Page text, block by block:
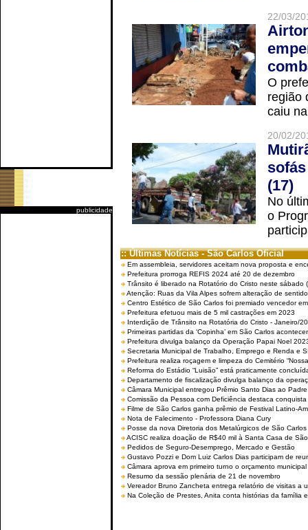
publicidade
22/03/
O
região
caiu
20/02/
(17)
No
o
:: Últimas Notícias - São Carlos Oficial
Em assembleia, servidores aceitam nova proposta e
Prefeitura prorroga REFIS 2024 até 20 de dezembro
Trânsito é liberado na Rotatório do Cristo neste sábado
Atenção: Ruas da Vila Alpes sofrem alteração de
Centro Estético de São Carlos foi premiado vencedor
Prefeitura efetuou mais de 5 mil castrações em 2023
Interdição de Trânsito na Rotatória do Cristo - Janeiro/
Primeiras partidas da ‘Copinha’ em São Carlos
Prefeitura divulga balanço da Operação Papai Noel
Secretaria Municipal de Trabalho, Emprego e Renda e
Prefeitura realiza roçagem e limpeza do Cemitério
Reforma do Estádio “Luisão” está praticamente
Departamento de fiscalização divulga balanço da
Câmara Municipal entregou Prêmio Santo Dias ao
Comissão da Pessoa com Deficiência destaca
Filme de São Carlos ganha prêmio de Festival Latino-
Nota de Falecimento - Professora Diana Cury
Posse da nova Diretoria dos Metalúrgicos de São
ACISC realiza doação de R$40 mil à Santa Casa de
Pedidos de Seguro-Desemprego, Mercado e Gestão
Gustavo Pozzi e Dom Luiz Carlos Dias participam de
Câmara aprova em primeiro turno o orçamento
Resumo da sessão plenária de 21 de novembro
Vereador Bruno Zancheta entrega relatório de visitas a
Na Coleção de Prestes, Anita conta histórias da família